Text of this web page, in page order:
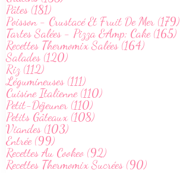
Pâtes (181)
Poisson - Crustacé Et Fruit De Mer (179)
Tartes Salées - Pizza &Amp; Cake (165)
Recettes Thermomix Salées (164)
Salades (120)
Riz (112)
Légumineuses (111)
Cuisine Italienne (110)
Petit-Déjeuner (110)
Petits Gâteaux (108)
Viandes (103)
Entrée (99)
Recettes Au Cookeo (92)
Recettes Thermomix Sucrées (90)